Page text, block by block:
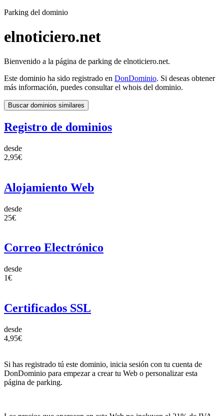
Parking del dominio
elnoticiero.net
Bienvenido a la página de parking de elnoticiero.net.
Este dominio ha sido registrado en DonDominio. Si deseas obtener
más información, puedes consultar el whois del dominio.
Buscar dominios similares
Registro de dominios
desde
2,95€
Alojamiento Web
desde
25€
Correo Electrónico
desde
1€
Certificados SSL
desde
4,95€
Si has registrado tú este dominio, inicia sesión con tu cuenta de
DonDominio para empezar a crear tu Web o personalizar esta
página de parking.